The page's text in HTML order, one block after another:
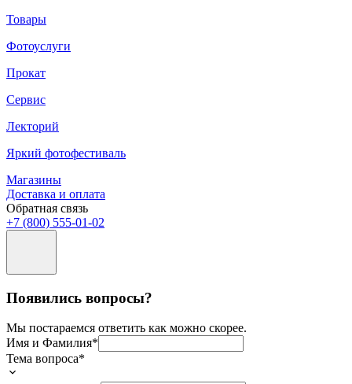
Товары
Фотоуслуги
Прокат
Сервис
Лекторий
Яркий фотофестиваль
Магазины
Доставка и оплата
Обратная связь
+7 (800) 555-01-02
Появились вопросы?
Мы постараемся ответить как можно скорее.
Имя и Фамилия*
Тема вопроса*